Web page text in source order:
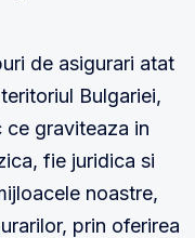
de asigurari atat
Bulgariei,
ce graviteaza in
fie juridica si
noastre,
prin oferirea